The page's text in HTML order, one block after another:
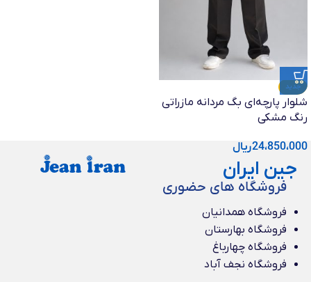
جدید
شلوار پارچه‌ای بگ مردانه مازراتی
رنگ مشکی
24،850،000ریال
جین ایران
فروشگاه های حضوری
فروشگاه همدانیان
فروشگاه بهارستان
فروشگاه چهارباغ
فروشگاه نجف آباد